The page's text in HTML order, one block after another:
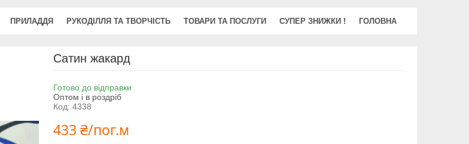
ПРИЛАДДЯ РУКОДІЛЛЯ ТА ТВОРЧІСТЬ ТОВАРИ ТА ПОСЛУГИ СУПЕР ЗНИЖКИ ! ГОЛОВНА
Сатин жакард
Готово до відправки
Оптом і в роздріб
Код: 4338
433 ₴/пог.м